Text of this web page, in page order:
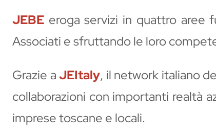
JEBE eroga servizi in quattro aree
Associati e sfruttando le loro
Grazie aJEItaly, il network italiano
collaborazioni con importanti realtà
imprese toscane e locali.